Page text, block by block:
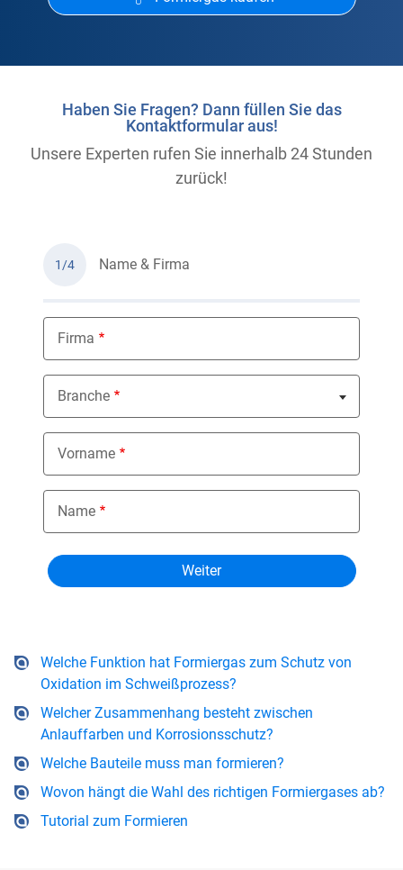
Welche Funktion hat Formiergas zum Schutz von
Oxidation im Schweißprozess?
Welcher Zusammenhang besteht zwischen
Anlauffarben und Korrosionsschutz?
Welche Bauteile muss man formieren?
Wovon hängt die Wahl des richtigen Formiergases ab?
Tutorial zum Formieren
Haben Sie Fragen? Dann füllen Sie das
Kontaktformular aus!
Unsere Experten rufen Sie innerhalb 24 Stunden
zurück!
1/4 Name & Firma
Firma
Branche
Nothing selected
Vorname
Name